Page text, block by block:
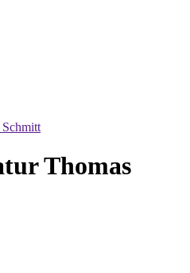
Schmitt
Thomas